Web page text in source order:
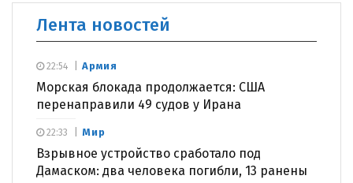
Лента новостей
Армия
Морская блокада продолжается: США
перенаправили 49 судов у Ирана
22:54
Мир
Взрывное устройство сработало под
Дамаском: два человека погибли, 13 ранены
22:33